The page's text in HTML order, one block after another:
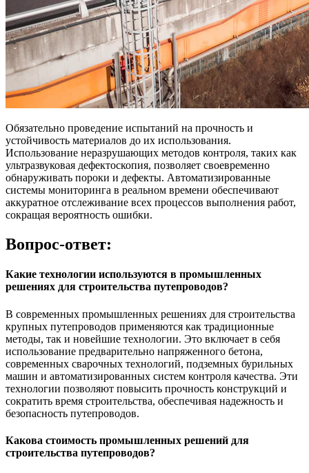
Обязательно проведение испытаний на прочность и
устойчивость материалов до их использования.
Использование неразрушающих методов контроля, таких как
ультразвуковая дефектоскопия, позволяет своевременно
обнаруживать пороки и дефекты. Автоматизированные
системы мониторинга в реальном времени обеспечивают
аккуратное отслеживание всех процессов выполнения работ,
сокращая вероятность ошибки.
Вопрос-ответ:
Какие технологии используются в промышленных
решениях для строительства путепроводов?
В современных промышленных решениях для строительства
крупных путепроводов применяются как традиционные
методы, так и новейшие технологии. Это включает в себя
использование предварительно напряженного бетона,
современных сварочных технологий, подземных бурильных
машин и автоматизированных систем контроля качества. Эти
технологии позволяют повысить прочность конструкций и
сократить время строительства, обеспечивая надежность и
безопасность путепроводов.
Какова стоимость промышленных решений для
строительства путепроводов?